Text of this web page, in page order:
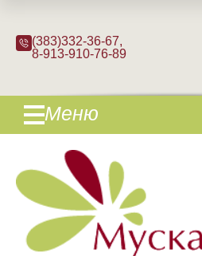
(383)332-36-67,
8-913-910-76-89
Меню